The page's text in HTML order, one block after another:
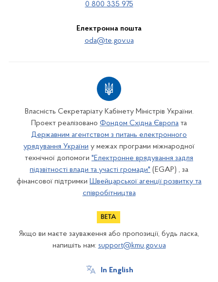
0 800 335 975
Електронна пошта
oda@te.gov.ua
Власність Секретаріату Кабінету Міністрів України.
Проект реалізовано Фондом Східна Європа та
Державним агентством з питань електронного
урядування України у межах програми міжнародної
технічної допомоги "Електронне врядування задля
підзвітності влади та участі громади" (EGAP) , за
фінансової підтримки Швейцарської агенції розвитку та
співробітництва
Якщо ви маєте зауваження або пропозиції, будь ласка,
напишіть нам: support@kmu.gov.ua
In English